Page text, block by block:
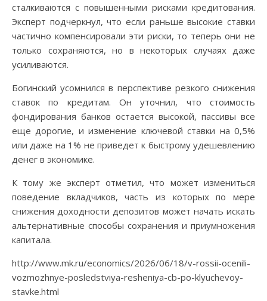
сталкиваются с повышенными рисками кредитования.
Эксперт подчеркнул, что если раньше высокие ставки
частично компенсировали эти риски, то теперь они не
только сохраняются, но в некоторых случаях даже
усиливаются.
Богинский усомнился в перспективе резкого снижения
ставок по кредитам. Он уточнил, что стоимость
фондирования банков остается высокой, пассивы все
еще дорогие, и изменение ключевой ставки на 0,5%
или даже на 1% не приведет к быстрому удешевлению
денег в экономике.
К тому же эксперт отметил, что может измениться
поведение вкладчиков, часть из которых по мере
снижения доходности депозитов может начать искать
альтернативные способы сохранения и приумножения
капитала.
http://www.mk.ru/economics/2026/06/18/v-rossii-ocenili-
vozmozhnye-posledstviya-resheniya-cb-po-klyuchevoy-
stavke.html